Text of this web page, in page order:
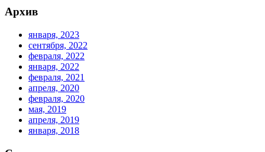
Архив
января, 2023
сентября, 2022
февраля, 2022
января, 2022
февраля, 2021
апреля, 2020
февраля, 2020
мая, 2019
апреля, 2019
января, 2018